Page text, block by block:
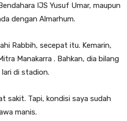
IJS Yusuf Umar, maupun
dengan Almarhum.
Rabbih, secepat itu. Kemarin,
Manakarra . Bahkan, dia bilang
di stadion.
sakit. Tapi, kondisi saya sudah
manis.